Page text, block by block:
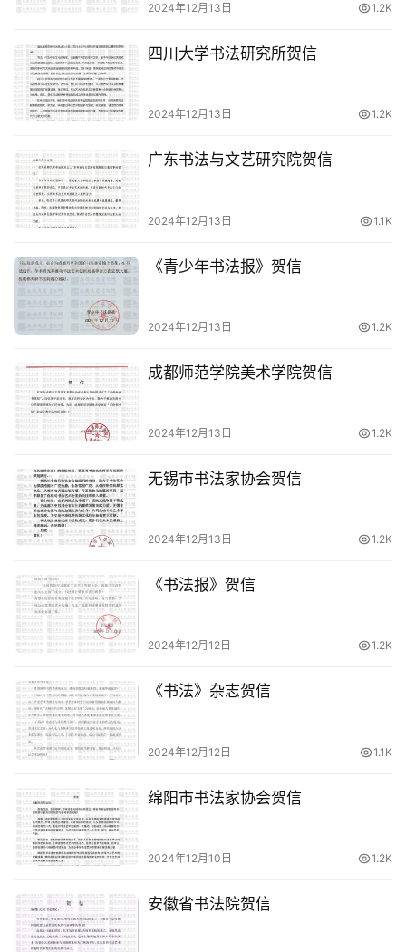
2024年12月13日 1.2K
四川大学书法研究所贺信
2024年12月13日 1.2K
广东书法与文艺研究院贺信
2024年12月13日 1.1K
《青少年书法报》贺信
2024年12月13日 1.2K
成都师范学院美术学院贺信
2024年12月13日 1.2K
无锡市书法家协会贺信
2024年12月13日 1.2K
《书法报》贺信
2024年12月12日 1.2K
《书法》杂志贺信
2024年12月12日 1.1K
绵阳市书法家协会贺信
2024年12月10日 1.2K
安徽省书法院贺信